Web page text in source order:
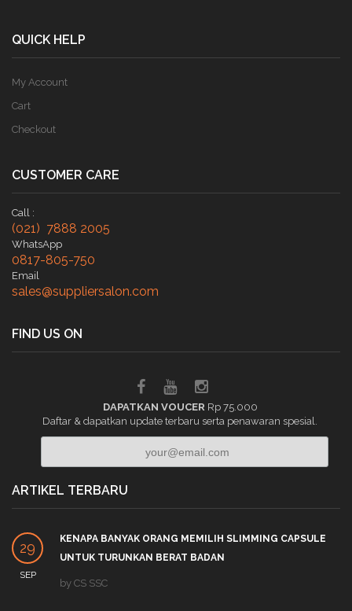
QUICK HELP
My Account
Cart
Checkout
CUSTOMER CARE
Call :
(021) 7888 2005
WhatsApp
0817-805-750
Email
sales@suppliersalon.com
FIND US ON
DAPATKAN VOUCER Rp 75.000
Daftar & dapatkan update terbaru serta penawaran spesial.
ARTIKEL TERBARU
29
SEP
KENAPA BANYAK ORANG MEMILIH SLIMMING CAPSULE
UNTUK TURUNKAN BERAT BADAN
by CS SSC